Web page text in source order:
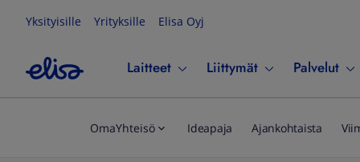
Yksityisille Yrityksille Elisa Oyj
Laitteet Liittymät Palvelut
OmaYhteisö Ideapaja Ajankohtaista